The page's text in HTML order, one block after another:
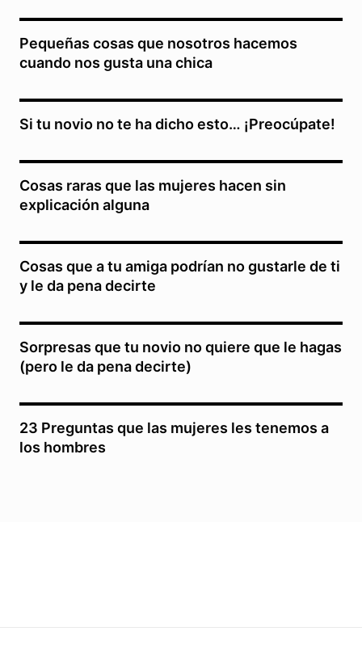
Pequeñas cosas que nosotros hacemos
cuando nos gusta una chica
Si tu novio no te ha dicho esto… ¡Preocúpate!
Cosas raras que las mujeres hacen sin
explicación alguna
Cosas que a tu amiga podrían no gustarle de ti
y le da pena decirte
Sorpresas que tu novio no quiere que le hagas
(pero le da pena decirte)
23 Preguntas que las mujeres les tenemos a
los hombres